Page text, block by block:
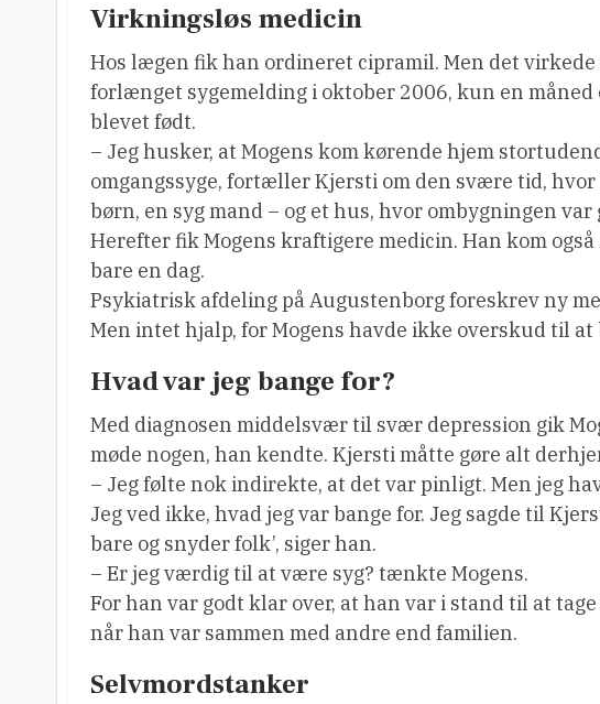
Virkningsløs medicin
Hos lægen fik han ordineret cipramil. Men det
forlænget sygemelding i oktober 2006, kun en
blevet født.
– Jeg husker, at Mogens kom kørende hjem
omgangssyge, fortæller Kjersti om den svære tid,
børn, en syg mand – og et hus, hvor ombygningen var
Herefter fik Mogens kraftigere medicin. Han kom
bare en dag.
Psykiatrisk afdeling på Augustenborg foreskrev ny
Men intet hjalp, for Mogens havde ikke overskud til
Hvad var jeg bange for?
Med diagnosen middelsvær til svær depression gik
møde nogen, han kendte. Kjersti måtte gøre alt
– Jeg følte nok indirekte, at det var pinligt. Men jeg
Jeg ved ikke, hvad jeg var bange for. Jeg sagde til
bare og snyder folk’, siger han.
– Er jeg værdig til at være syg? tænkte Mogens.
For han var godt klar over, at han var i stand til at
når han var sammen med andre end familien.
Selvmordstanker